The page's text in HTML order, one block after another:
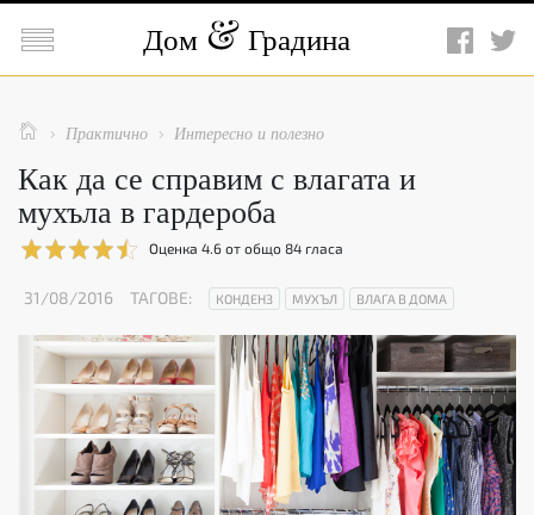
 Дом Градина
  Практично  Интересно и полезно
Как да се справим с влагата и
мухъла в гардероба
Оценка 4.6 от общо 84 гласа
31/08/2016 ТАГОВЕ: КОНДЕНЗ МУХЪЛ ВЛАГА В ДОМА